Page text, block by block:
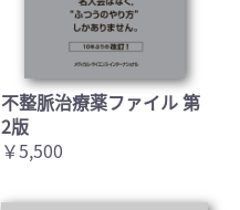
不整脈治療薬ファイル 第
2版
￥5,500